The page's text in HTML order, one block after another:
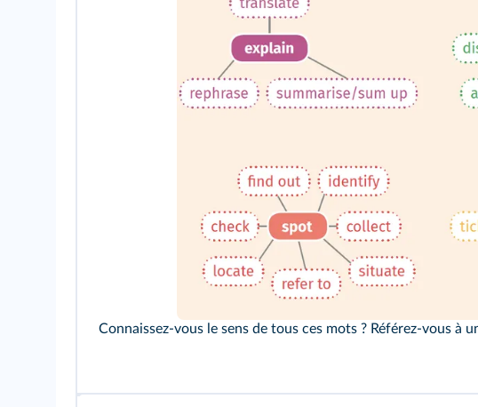
Connaissez-vous le sens de tous ces mots ? Référez-vous